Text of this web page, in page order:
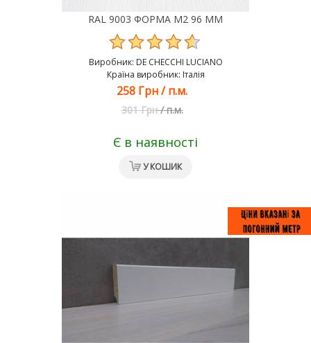
RAL 9003 ФОРМА M2 96 ММ
Виробник: DE CHEСCHI LUCIANO
Країна виробник: Італія
258 Грн/п.м.
301 Грн /п.м.
Є в наявності
У КОШИК